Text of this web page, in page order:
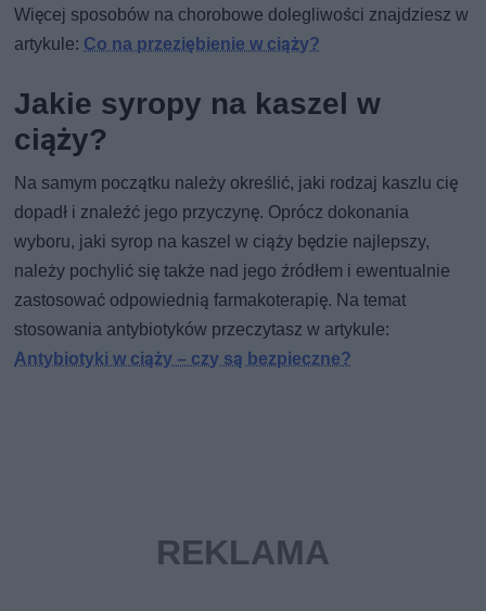
Więcej sposobów na chorobowe dolegliwości znajdziesz w
artykule: Co na przeziębienie w ciąży?
Jakie syropy na kaszel w
ciąży?
Na samym początku należy określić, jaki rodzaj kaszlu cię
dopadł i znaleźć jego przyczynę. Oprócz dokonania
wyboru, jaki syrop na kaszel w ciąży będzie najlepszy,
należy pochylić się także nad jego źródłem i ewentualnie
zastosować odpowiednią farmakoterapię. Na temat
stosowania antybiotyków przeczytasz w artykule:
Antybiotyki w ciąży – czy są bezpieczne?